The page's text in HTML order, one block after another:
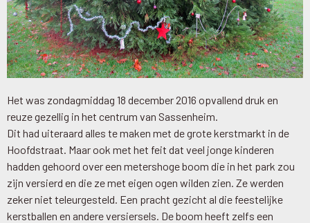
Het was zondagmiddag 18 december 2016 opvallend druk en
reuze gezellig in het centrum van Sassenheim.
Dit had uiteraard alles te maken met de grote kerstmarkt in de
Hoofdstraat. Maar ook met het feit dat veel jonge kinderen
hadden gehoord over een metershoge boom die in het park zou
zijn versierd en die ze met eigen ogen wilden zien. Ze werden
zeker niet teleurgesteld. Een pracht gezicht al die feestelijke
kerstballen en andere versiersels. De boom heeft zelfs een